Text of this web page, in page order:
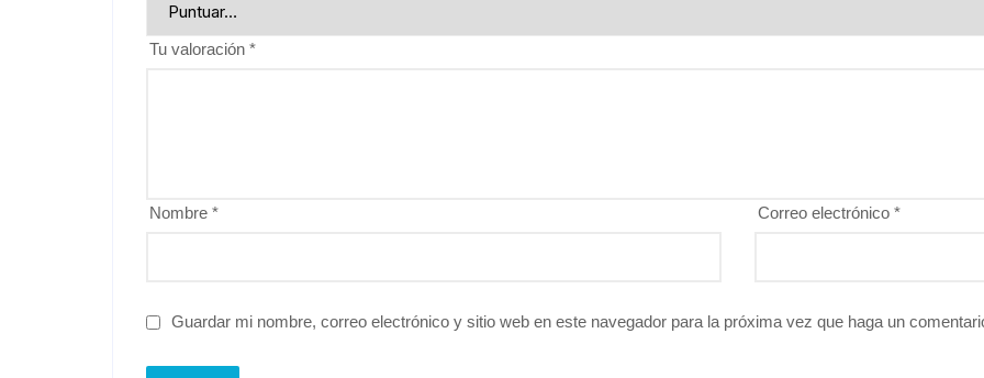
Tu valoración *
Nombre * Correo electrónico *
Guardar mi nombre, correo electrónico y sitio web en este navegador para la próxima vez que haga un